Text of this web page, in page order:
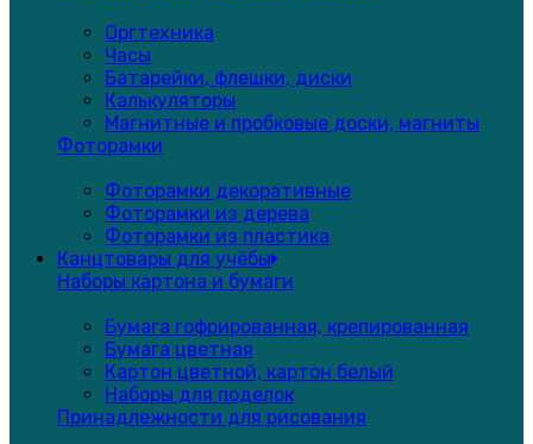
Оргтехника
Часы
Батарейки, флешки, диски
Калькуляторы
Магнитные и пробковые доски, магниты
Фоторамки
Фоторамки декоративные
Фоторамки из дерева
Фоторамки из пластика
Канцтовары для учёбы
Наборы картона и бумаги
Бумага гофрированная, крепированная
Бумага цветная
Картон цветной, картон белый
Наборы для поделок
Принадлежности для рисования